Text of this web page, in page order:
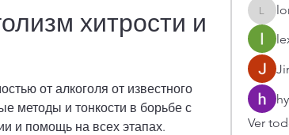
хитрости и
от алкоголя от известного
методы и тонкости в борьбе с
и помощь на всех этапах.
londa
Ver